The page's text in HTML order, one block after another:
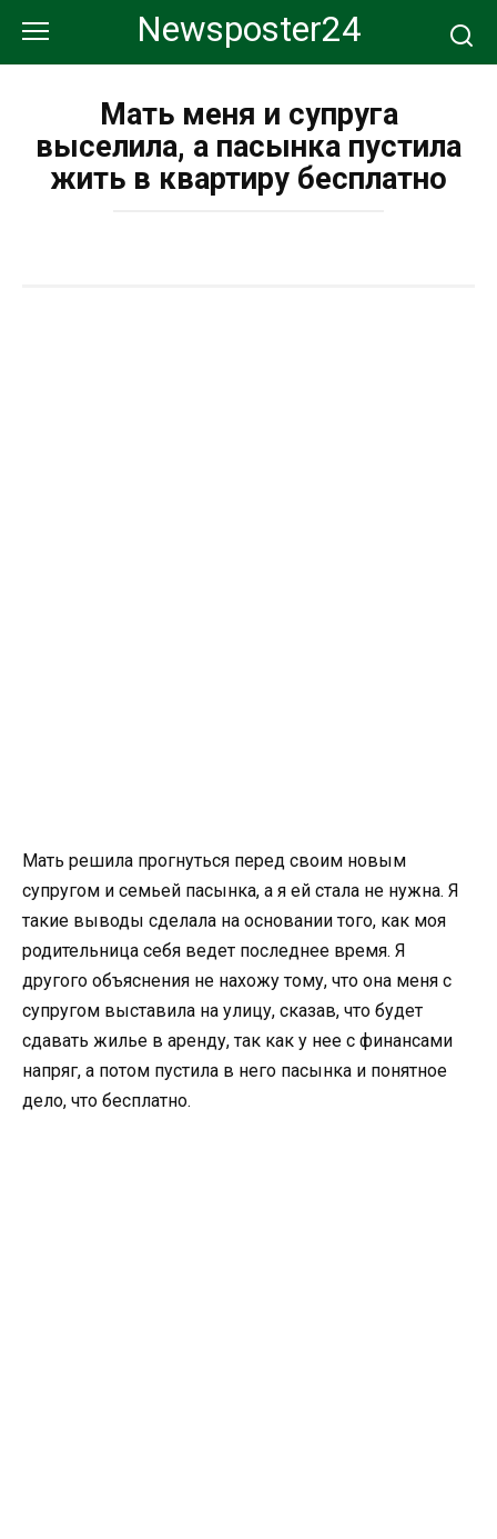
контенту
Newsposter24
Мать меня и супруга
выселила, а пасынка пустила
жить в квартиру бесплатно
Мать решила прогнуться перед своим новым
супругом и семьей пасынка, а я ей стала не нужна. Я
такие выводы сделала на основании того, как моя
родительница себя ведет последнее время. Я
другого объяснения не нахожу тому, что она меня с
супругом выставила на улицу, сказав, что будет
сдавать жилье в аренду, так как у нее с финансами
напряг, а потом пустила в него пасынка и понятное
дело, что бесплатно.